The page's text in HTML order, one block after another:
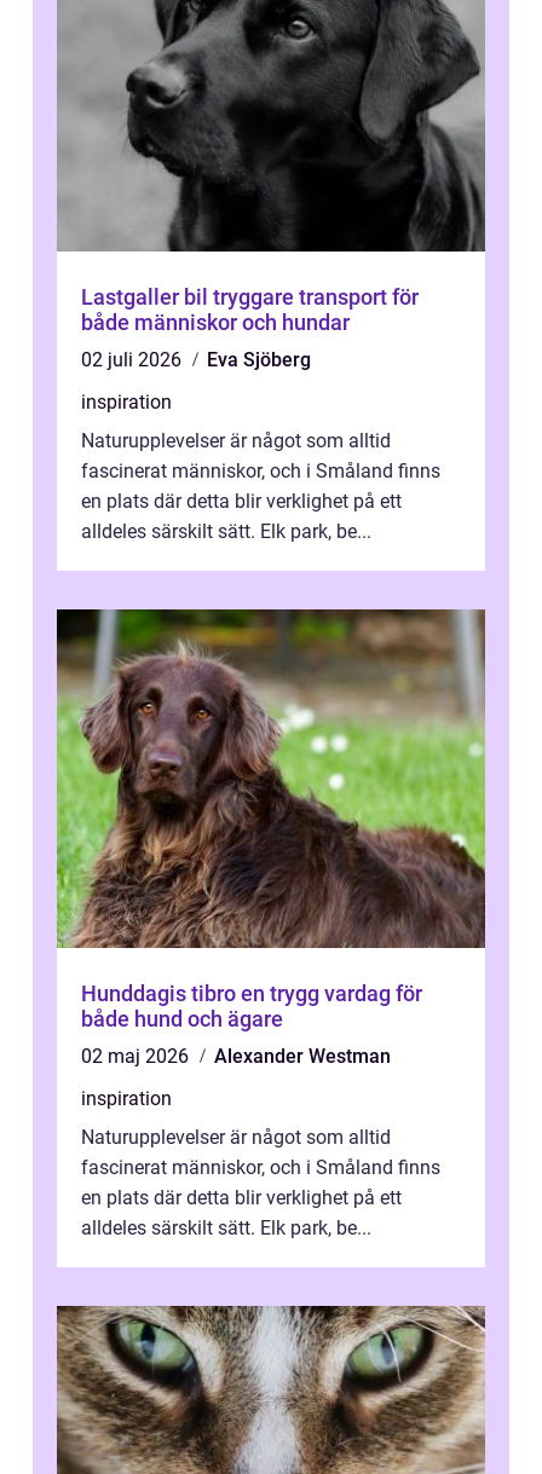
Lastgaller bil tryggare transport för
både människor och hundar
02 juli 2026
Eva Sjöberg
inspiration
Naturupplevelser är något som alltid
fascinerat människor, och i Småland finns
en plats där detta blir verklighet på ett
alldeles särskilt sätt. Elk park, be...
Hunddagis tibro en trygg vardag för
både hund och ägare
02 maj 2026
Alexander Westman
inspiration
Naturupplevelser är något som alltid
fascinerat människor, och i Småland finns
en plats där detta blir verklighet på ett
alldeles särskilt sätt. Elk park, be...